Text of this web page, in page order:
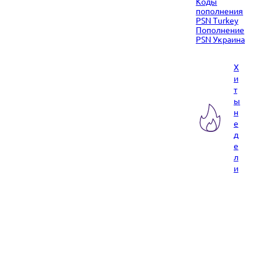
пополнения
PSN Turkey
Пополнение
PSN Украина
Х
и
т
ы
н
е
д
е
л
и